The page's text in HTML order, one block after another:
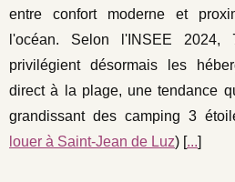
entre confort moderne et
l'océan. Selon l'INSEE 2024,
privilégient désormais les
direct à la plage, une tendance
grandissant des camping 3
louer à Saint-Jean de Luz) [...]